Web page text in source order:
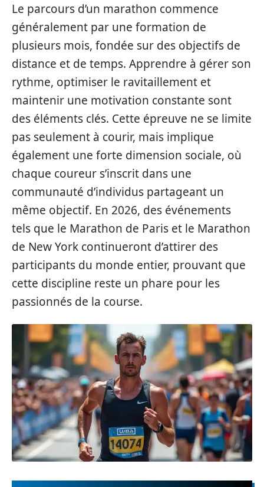
Le parcours d’un marathon commence
généralement par une formation de
plusieurs mois, fondée sur des objectifs de
distance et de temps. Apprendre à gérer son
rythme, optimiser le ravitaillement et
maintenir une motivation constante sont
des éléments clés. Cette épreuve ne se limite
pas seulement à courir, mais implique
également une forte dimension sociale, où
chaque coureur s’inscrit dans une
communauté d’individus partageant un
même objectif. En 2026, des événements
tels que le Marathon de Paris et le Marathon
de New York continueront d’attirer des
participants du monde entier, prouvant que
cette discipline reste un phare pour les
passionnés de la course.